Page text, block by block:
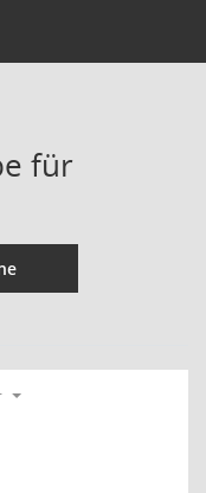
für